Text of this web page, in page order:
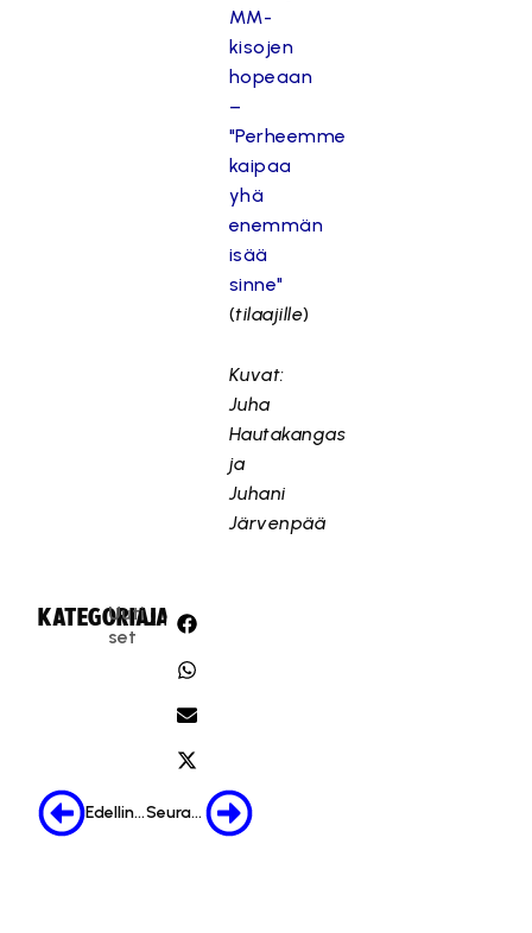
MM-
kisojen
hopeaan
–
"Perheemme
kaipaa
yhä
enemmän
isää
sinne"
(tilaajille)
Kuvat:
Juha
Hautakangas
ja
Juhani
Järvenpää
KATEGORIA:
Uuti
set
JAA:
Edellinen Seuraava